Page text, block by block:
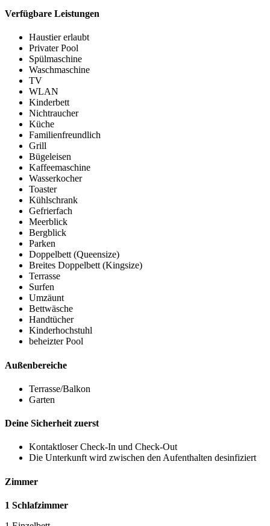
Verfügbare Leistungen
Haustier erlaubt
Privater Pool
Spülmaschine
Waschmaschine
TV
WLAN
Kinderbett
Nichtraucher
Küche
Familienfreundlich
Grill
Bügeleisen
Kaffeemaschine
Wasserkocher
Toaster
Kühlschrank
Gefrierfach
Meerblick
Bergblick
Parken
Doppelbett (Queensize)
Breites Doppelbett (Kingsize)
Terrasse
Surfen
Umzäunt
Bettwäsche
Handtücher
Kinderhochstuhl
beheizter Pool
Außenbereiche
Terrasse/Balkon
Garten
Deine Sicherheit zuerst
Kontaktloser Check-In und Check-Out
Die Unterkunft wird zwischen den Aufenthalten desinfiziert
Zimmer
1 Schlafzimmer